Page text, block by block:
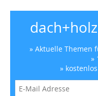
» Aktuelle Themen
»
»